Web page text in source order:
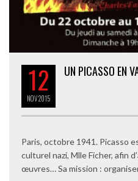
12
NOV2015
UN PICASSO EN
Paris, octobre 1941. Picasso
culturel nazi, Mlle Ficher, afin
œuvres… Sa mission :